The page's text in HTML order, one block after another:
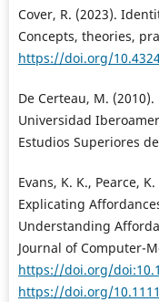
Cover, R. (2023).
Concepts, theories,
https://doi.org/
De Certeau, M.
Universidad
Estudios Superiores
Evans, K. K., Pearce,
Explicating
Understanding
Journal of Computer-
https://doi.org/
https://doi.org/